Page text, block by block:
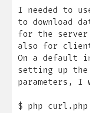
I needed to
to download
for the
also for
On a default
setting up the
parameters, I
$ php curl.php